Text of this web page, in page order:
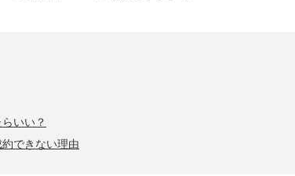
いい？
できない理由